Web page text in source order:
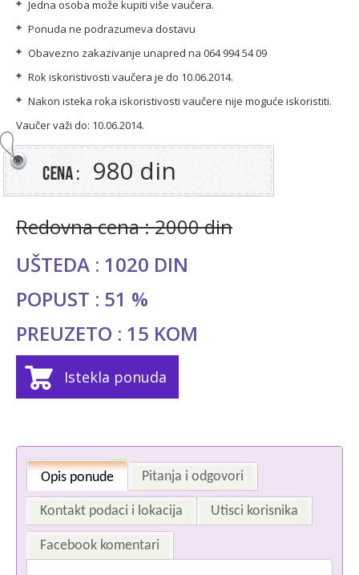
Jedna osoba može kupiti više vaučera.
Ponuda ne podrazumeva dostavu
Obavezno zakazivanje unapred na 064 994 54 09
Rok iskoristivosti vaučera je do 10.06.2014.
Nakon isteka roka iskoristivosti vaučere nije moguće iskoristiti.
Vaučer važi do: 10.06.2014.
980 din
Redovna cena : 2000 din
UŠTEDA : 1020 DIN
POPUST : 51 %
PREUZETO : 15 KOM
Istekla ponuda
Opis ponude Pitanja i odgovori
Kontakt podaci i lokacija Utisci korisnika
Facebook komentari